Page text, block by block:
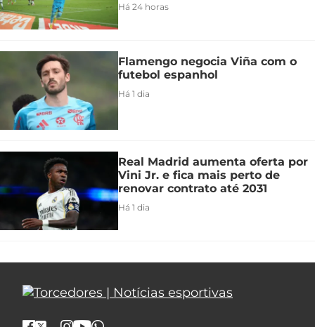
Há 24 horas
Flamengo negocia Viña com o
futebol espanhol
Há 1 dia
Real Madrid aumenta oferta por
Vini Jr. e fica mais perto de
renovar contrato até 2031
Há 1 dia